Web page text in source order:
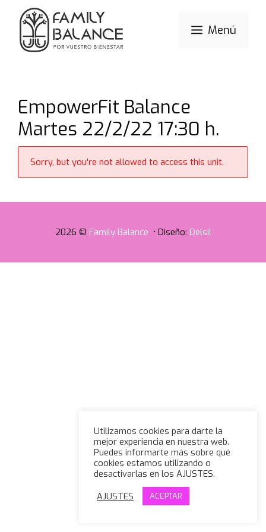
Saltar
contenido
Menú
EmpowerFit Balance
Martes 22/2/22 17:30 h.
Sorry, but you're not allowed to access this unit.
2026 © Family Balance • Diseño: Delsil
Utilizamos cookies para darte la
mejor experiencia en nuestra web.
Puedes informarte más sobre qué
cookies estamos utilizando o
desactivarlas en los AJUSTES.
AJUSTES
ACEPTAR